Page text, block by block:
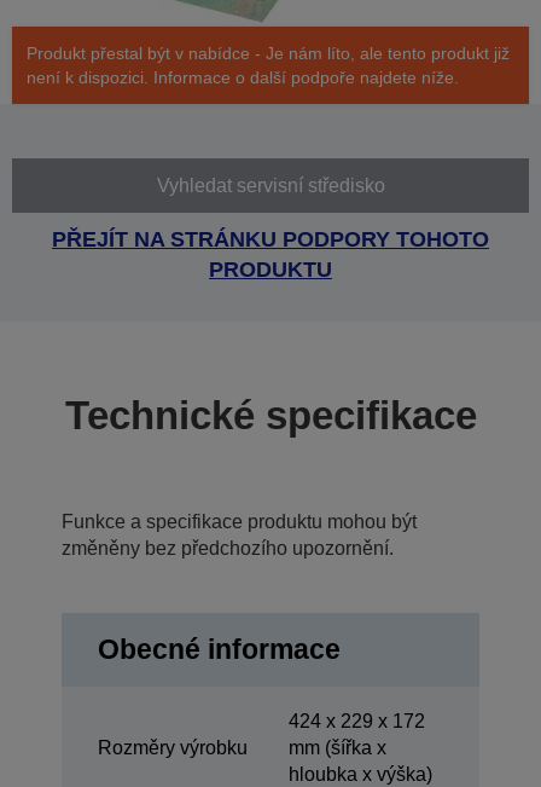
Produkt přestal být v nabídce - Je nám líto, ale tento produkt již
není k dispozici. Informace o další podpoře najdete níže.
Vyhledat servisní středisko
PŘEJÍT NA STRÁNKU PODPORY TOHOTO
PRODUKTU
Technické specifikace
Funkce a specifikace produktu mohou být
změněny bez předchozího upozornění.
Obecné informace
Rozměry výrobku
424‎ x 229 x 172
mm (šířka x
hloubka x výška)